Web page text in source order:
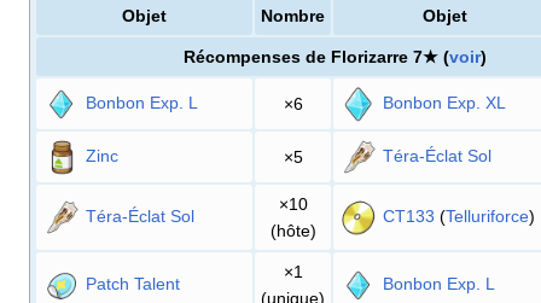
Objet Nombre Objet
Récompenses de Florizarre 7★ (voir)
Bonbon Exp. L ×6 Bonbon Exp. XL
Zinc ×5 Téra-Éclat Sol
Téra-Éclat Sol
×10
(hôte)
CT133 (Telluriforce)
Patch Talent
×1
(unique)
Bonbon Exp. L